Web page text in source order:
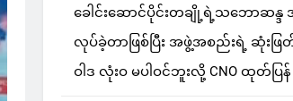
ခေါင်းဆောင်ပိုင်းတချို့ရဲ့သဘောဆန္ဒ
လုပ်ခဲ့တာဖြစ်ပြီး အဖွဲ့အစည်းရဲ့ ဆုံးဖြ
ဝါဒ လုံးဝ မပါဝင်ဘူးလို့ CNO ထုတ်ပြန်